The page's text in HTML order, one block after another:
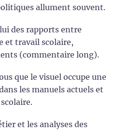
allument souvent.
des rapports entre
et travail scolaire,
(commentaire long).
que le visuel occupe une
les manuels actuels et
et les analyses des